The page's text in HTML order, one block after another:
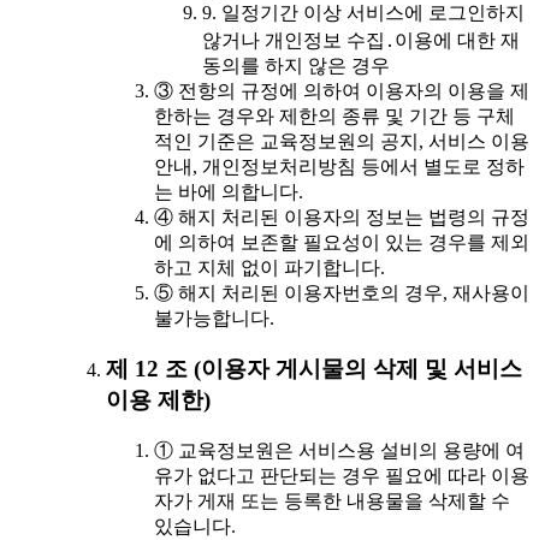
9. 일정기간 이상 서비스에 로그인하지
않거나 개인정보 수집․이용에 대한 재
동의를 하지 않은 경우
③ 전항의 규정에 의하여 이용자의 이용을 제
한하는 경우와 제한의 종류 및 기간 등 구체
적인 기준은 교육정보원의 공지, 서비스 이용
안내, 개인정보처리방침 등에서 별도로 정하
는 바에 의합니다.
④ 해지 처리된 이용자의 정보는 법령의 규정
에 의하여 보존할 필요성이 있는 경우를 제외
하고 지체 없이 파기합니다.
⑤ 해지 처리된 이용자번호의 경우, 재사용이
불가능합니다.
제 12 조 (이용자 게시물의 삭제 및 서비스
이용 제한)
① 교육정보원은 서비스용 설비의 용량에 여
유가 없다고 판단되는 경우 필요에 따라 이용
자가 게재 또는 등록한 내용물을 삭제할 수
있습니다.